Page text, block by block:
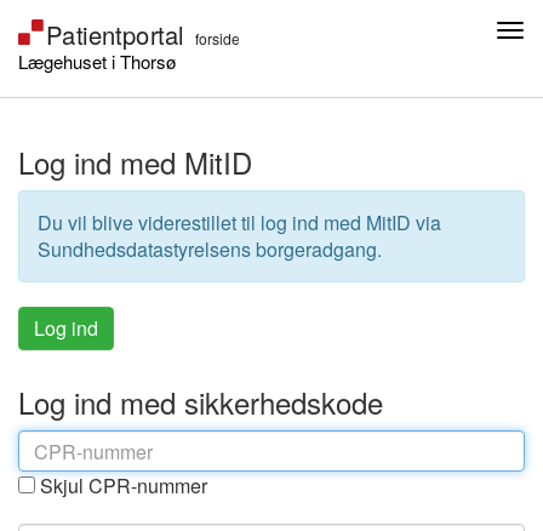
Lægehuset i Thorsø
Log ind med MitID
Du vil blive viderestillet til log ind med MitID via
Sundhedsdatastyrelsens borgeradgang.
Log ind med sikkerhedskode
Skjul CPR-nummer